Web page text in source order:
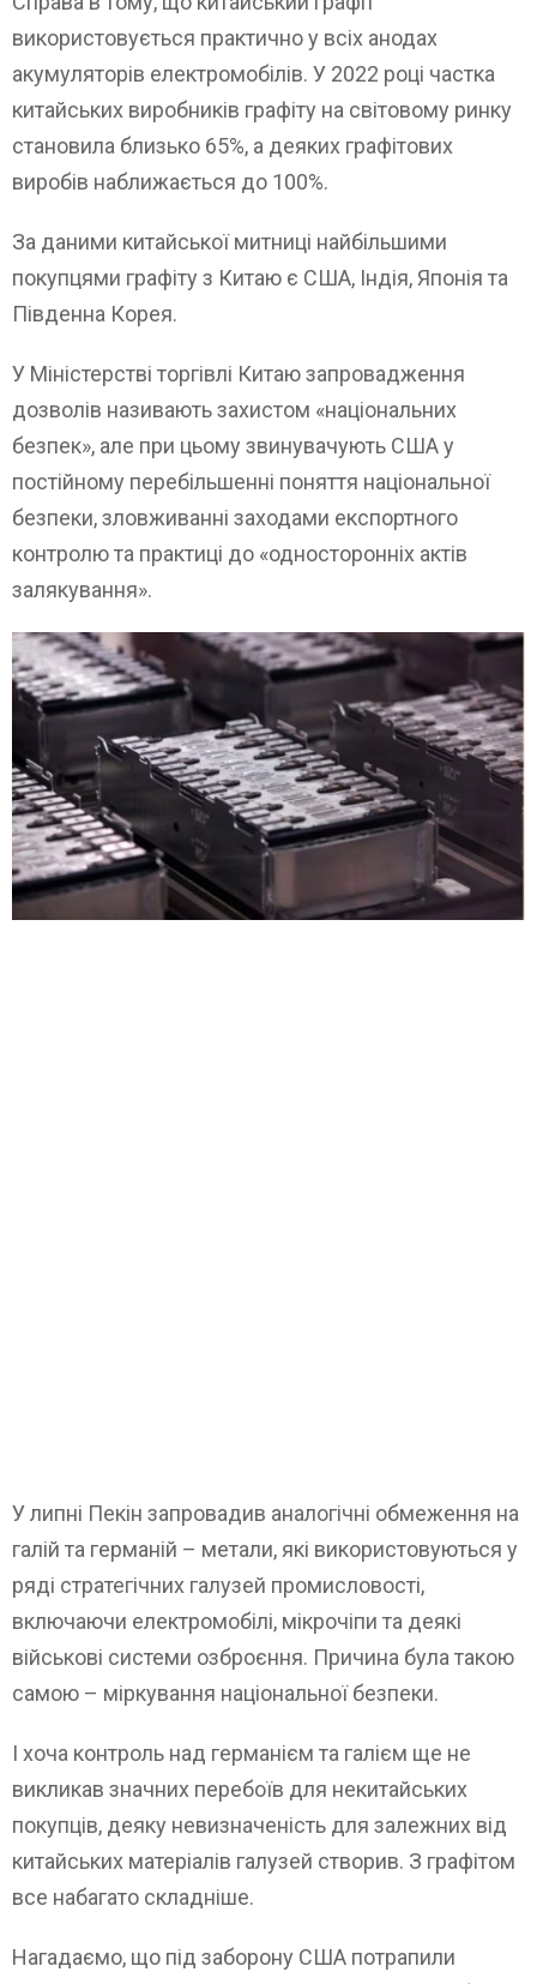
використовується практично у всіх анодах
акумуляторів електромобілів. У 2022 році частка
китайських виробників графіту на світовому ринку
становила близько 65%, а деяких графітових
виробів наближається до 100%.
За даними китайської митниці найбільшими
покупцями графіту з Китаю є США, Індія, Японія та
Південна Корея.
У Міністерстві торгівлі Китаю запровадження
дозволів називають захистом «національних
безпек», але при цьому звинувачують США у
постійному перебільшенні поняття національної
безпеки, зловживанні заходами експортного
контролю та практиці до «односторонніх актів
залякування».
У липні Пекін запровадив аналогічні обмеження на
галій та германій – метали, які використовуються у
ряді стратегічних галузей промисловості,
включаючи електромобілі, мікрочіпи та деякі
військові системи озброєння. Причина була такою
самою – міркування національної безпеки.
І хоча контроль над германієм та галієм ще не
викликав значних перебоїв для некитайських
покупців, деяку невизначеність для залежних від
китайських матеріалів галузей створив. З графітом
все набагато складніше.
Нагадаємо, що під заборону США потрапили